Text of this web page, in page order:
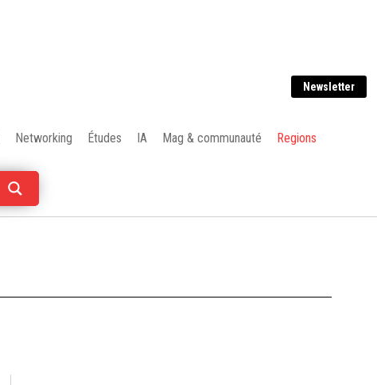
Newsletter
Networking Études IA Mag & communauté Regions